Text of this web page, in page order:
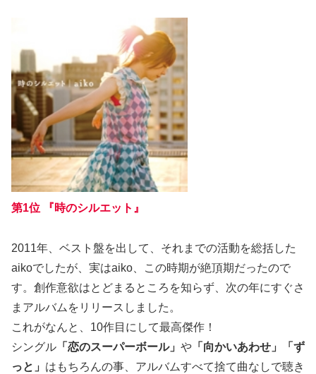
第1位 『時のシルエット』
2011年、ベスト盤を出して、それまでの活動を総括した
aikoでしたが、実はaiko、この時期が絶頂期だったので
す。創作意欲はとどまるところを知らず、次の年にすぐさ
まアルバムをリリースしました。
これがなんと、10作目にして最高傑作！
シングル 「恋のスーパーボール」 や 「向かいあわせ」「ず
っと」 はもちろんの事、アルバムすべて捨て曲なしで聴き